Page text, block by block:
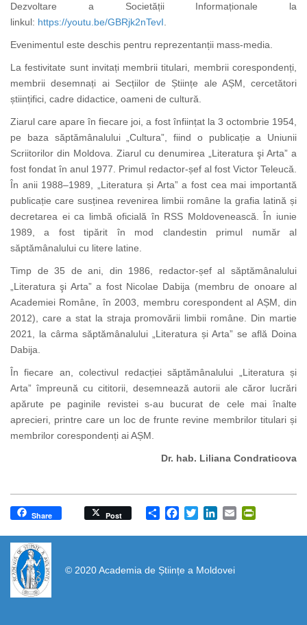
Dezvoltare a Societății Informaționale la
linkul: https://youtu.be/GBRjk2nTevI
Evenimentul este deschis pentru reprezentanții mass-media.
La festivitate sunt invitați membrii titulari, membrii corespondenți,
membrii desemnați ai Secțiilor de Științe ale AȘM, cercetători
științifici, cadre didactice, oameni de cultură.
Ziarul care apare în fiecare joi, a fost înființat la 3 octombrie 1954,
pe baza săptămânalului „Cultura”, fiind o publicație a Uniunii
Scriitorilor din Moldova. Ziarul cu denumirea „Literatura şi Arta” a
fost fondat în anul 1977. Primul redactor-șef al fost Victor Teleucă.
În anii 1988–1989, „Literatura și Arta” a fost cea mai importantă
publicație care susținea revenirea limbii române la grafia latină și
decretarea ei ca limbă oficială în RSS Moldovenească. În iunie
1989, a fost tipărit în mod clandestin primul număr al
săptămânalului cu litere latine.
Timp de 35 de ani, din 1986, redactor-șef al săptămânalului
„Literatura şi Arta” a fost Nicolae Dabija (membru de onoare al
Academiei Române, în 2003, membru corespondent al AȘM, din
2012), care a stat la straja promovării limbii române. Din martie
2021, la cârma săptămânalului „Literatura și Arta” se află Doina
Dabija.
În fiecare an, colectivul redacției săptămânalului „Literatura și
Arta” împreună cu cititorii, desemnează autorii ale căror lucrări
apărute pe paginile revistei s-au bucurat de cele mai înalte
aprecieri, printre care un loc de frunte revine membrilor titulari și
membrilor corespondenți ai AȘM.
Dr. hab. Liliana Condraticova
Share
Share Post Facebook
TwitterLinkedIn
Email
© 2020 Academia de Științe a Moldovei
https://propletenie.ru/